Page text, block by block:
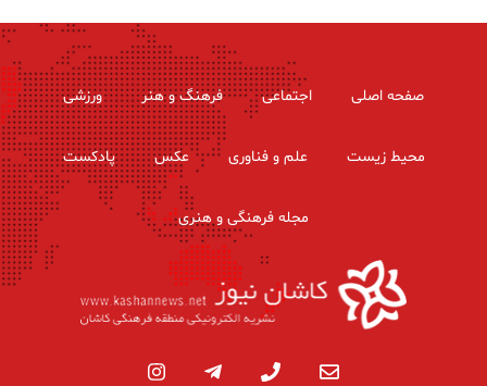
صفحه اصلی اجتماعی فرهنگ و هنر ورزشی
محیط زیست علم و فناوری عکس پادکست
مجله فرهنگی و هنری